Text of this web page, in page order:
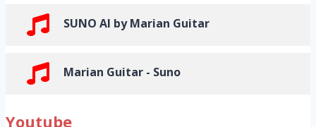
SUNO AI by Marian Guitar
Marian Guitar - Suno
Youtube